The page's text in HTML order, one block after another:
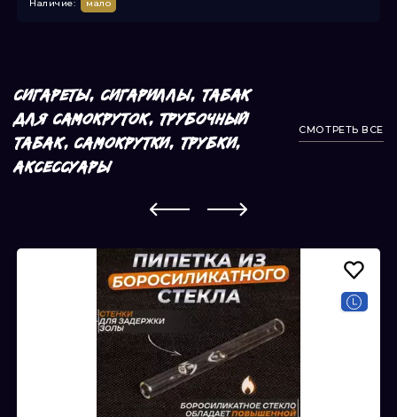
Наличие: мало
СИГАРЕТЫ, СИГАРИЛЛЫ, ТАБАК
ДЛЯ САМОКРУТОК, ТРУБОЧНЫЙ
ТАБАК, САМОКРУТКИ, ТРУБКИ,
АКСЕССУАРЫ
СМОТРЕТЬ ВСЕ